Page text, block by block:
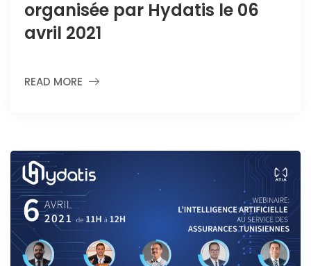
organisée par Hydatis le 06
avril 2021
READ MORE